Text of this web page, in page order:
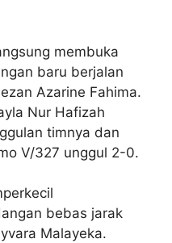
membuka
baru berjalan
Azarine Fahima.
Nur Hafizah
timnya dan
V/327 unggul 2-0.
bebas jarak
Malayeka.